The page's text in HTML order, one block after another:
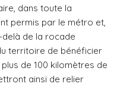
dans toute la
permis par le métro et,
de la rocade
territoire de bénéficier
de 100 kilomètres de
ainsi de relier